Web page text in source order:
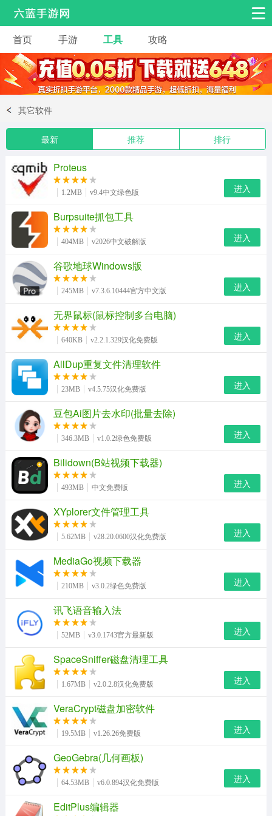
安卓手游
热门手游 角色扮演 益智休闲
动作射击
冒险解谜 经营养成 音乐舞蹈
体育竞技 桌游棋牌 手游工具
首页 手游 工具 攻略
其它软件
最新 推荐 排行
Proteus
1.2MB v9.4中文绿色版 进入
Burpsuite抓包工具
404MB v2026中文破解版 进入
谷歌地球Windows版
245MB v7.3.6.10444官方中文版 进入
无界鼠标(鼠标控制多台电脑)
640KB v2.2.1.329汉化免费版 进入
AllDup重复文件清理软件
23MB v4.5.75汉化免费版 进入
豆包Ai图片去水印(批量去除)
346.3MB v1.0.2绿色免费版 进入
Bilidown(B站视频下载器)
493MB 中文免费版 进入
XYplorer文件管理工具
5.62MB v28.20.0600汉化免费版 进入
MediaGo视频下载器
210MB v3.0.2绿色免费版 进入
讯飞语音输入法
52MB v3.0.1743官方最新版 进入
SpaceSniffer磁盘清理工具
1.67MB v2.0.2.8汉化免费版 进入
VeraCrypt磁盘加密软件
19.5MB v1.26.26免费版 进入
GeoGebra(几何画板)
64.53MB v6.0.894汉化免费版 进入
EditPlus编辑器